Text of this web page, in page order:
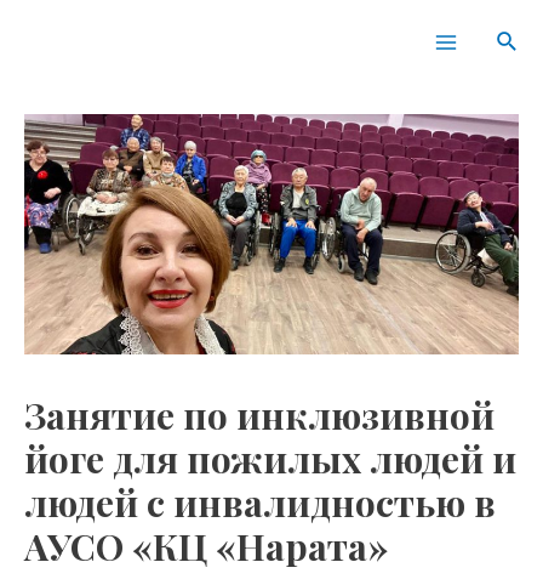
Main
Занятие по инклюзивной
йоге для пожилых людей и
людей с инвалидностью в
АУСО «КЦ «Нарата»